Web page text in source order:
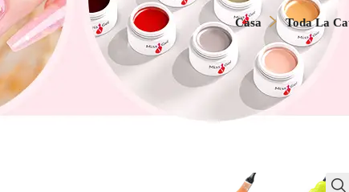
Casa Toda La